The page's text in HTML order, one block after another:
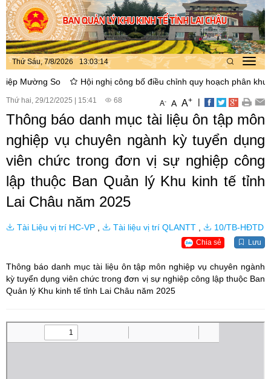
Thứ Sáu, 7/8/2026 13:03:15
So Hội nghị công bố điều chỉnh quy hoạch phân khu xây
Thứ hai, 29/12/2025 15:41 68 A- A A+ |
Thông báo danh mục tài liệu ôn tập môn
nghiệp vụ chuyên ngành kỳ tuyển dụng
viên chức trong đơn vị sự nghiệp công
lập thuộc Ban Quản lý Khu kinh tế tỉnh
Lai Châu năm 2025
Tài Liệu vị trí HC-VP Tài liệu vị trí QLANTT 10/TB-HĐTD
Chia sẻ Lưu
Thông báo danh mục tài liệu ôn tập môn nghiệp vụ chuyên ngành
kỳ tuyển dụng viên chức trong đơn vị sự nghiệp công lập thuộc Ban
Quản lý Khu kinh tế tỉnh Lai Châu năm 2025